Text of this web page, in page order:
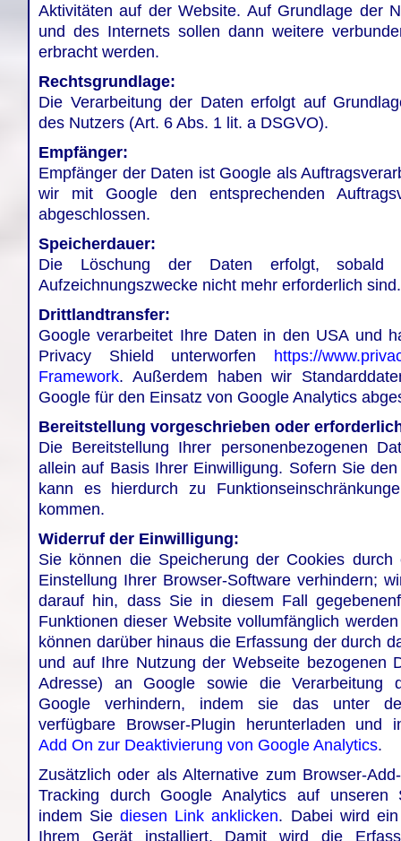
Aktivitäten auf der Website. Auf Grundlage der
und des Internets sollen dann weitere
erbracht werden.
Rechtsgrundlage:
Die Verarbeitung der Daten erfolgt auf
des Nutzers (Art. 6 Abs. 1 lit. a DSGVO).
Empfänger:
Empfänger der Daten ist Google als
wir mit Google den entsprechenden
abgeschlossen.
Speicherdauer:
Die Löschung der Daten erfolgt, sobald
Aufzeichnungszwecke nicht mehr erforderlich sind.
Drittlandtransfer:
Google verarbeitet Ihre Daten in den USA und
Privacy Shield unterworfen https://
Framework. Außerdem haben wir
Google für den Einsatz von Google Analytics
Bereitstellung vorgeschrieben oder
Die Bereitstellung Ihrer personenbezogenen
allein auf Basis Ihrer Einwilligung. Sofern Sie
kann es hierdurch zu
kommen.
Widerruf der Einwilligung:
Sie können die Speicherung der Cookies durch
Einstellung Ihrer Browser-Software verhindern;
darauf hin, dass Sie in diesem Fall
Funktionen dieser Website vollumfänglich
können darüber hinaus die Erfassung der durch
und auf Ihre Nutzung der Webseite bezogenen
Adresse) an Google sowie die Verarbeitung
Google verhindern, indem sie das unter
verfügbare Browser-Plugin herunterladen und
Add On zur Deaktivierung von Google Analytics.
Zusätzlich oder als Alternative zum Browser-
Tracking durch Google Analytics auf unseren
indem Siediesen Link anklicken. Dabei wird
Ihrem Gerät installiert. Damit wird die